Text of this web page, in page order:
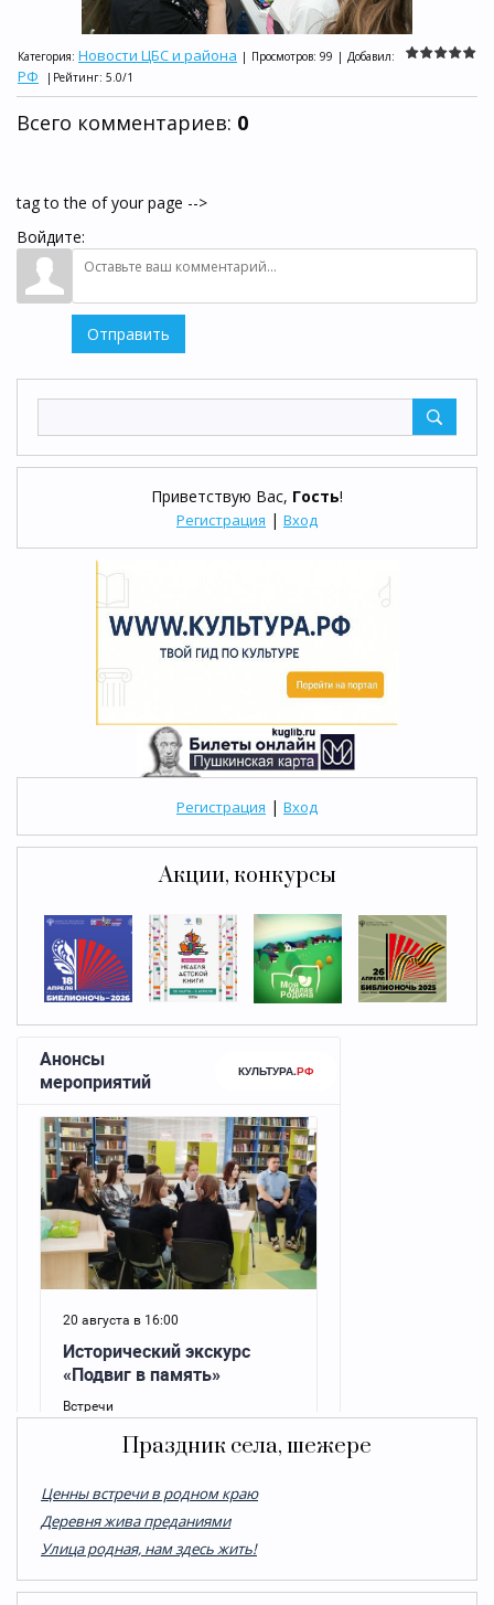
Приветствую Вас, Гость!
Регистрация | Вход
Регистрация | Вход
Акции, конкурсы
Праздник села, шежере
Ценны встречи в родном краю
Деревня жива преданиями
Улица родная, нам здесь жить!
Категория: Новости ЦБС и района | Просмотров: 99 | Добавил:
РФ | Рейтинг: 5.0/1
Всего комментариев: 0
tag to the of your page -->
Войдите:
Отправить